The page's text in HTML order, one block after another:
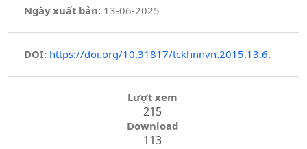
Ngày xuất bản: 13-06-2025
DOI: https://doi.org/10.31817/tckhnnvn.2015.13.6.
Lượt xem
215
Download
113